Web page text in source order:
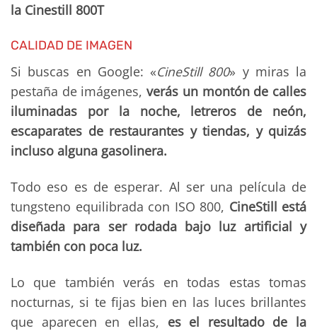
la Cinestill 800T
CALIDAD DE IMAGEN
Si buscas en Google: «CineStill 800» y miras la
pestaña de imágenes,verás un montón de calles
iluminadas por la noche, letreros de neón,
escaparates de restaurantes y tiendas, y quizás
incluso alguna gasolinera.
Todo eso es de esperar. Al ser una película de
tungsteno equilibrada con ISO 800, CineStill está
diseñada para ser rodada bajo luz artificial y
también con poca luz.
Lo que también verás en todas estas tomas
nocturnas, si te fijas bien en las luces brillantes
que aparecen en ellas, es el resultado de la